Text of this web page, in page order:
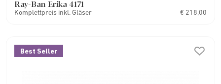
Ray-Ban Erika 4171
Komplettpreis inkl. Gläser € 218,00
Best Seller